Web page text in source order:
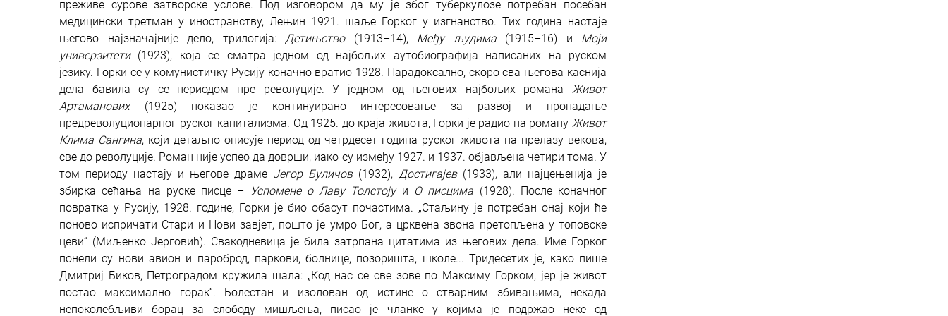
преживе сурове затворске услове. Под изговором да му је због туберкулозе потребан посебан
медицински третман у иностранству, Лењин 1921. шаље Горког у изгнанство. Тих година настаје
његово најзначајније дело, трилогија: Детињство(1913–14), Међу људима(1915–16) и Моји
универзитети(1923), која се сматра једном од најбољих аутобиографија написаних на руском
језику. Горки се у комунистичку Русију коначно вратио 1928. Парадоксално, скоро сва његова каснија
дела бавила су се периодом пре револуције. У једном од његових најбољих романа Живот
Артаманових(1925) показао је континуирано интересовање за развој и пропадање
предреволуционарног руског капитализма. Од 1925. до краја живота, Горки је радио на роману Живот
Клима Сангина, који детаљно описује период од четрдесет година руског живота на прелазу векова,
све до револуције. Роман није успео да доврши, иако су између 1927. и 1937. објављена четири тома. У
том периоду настају и његове драме Јегор Буличов(1932), Достигајев(1933), али најцењенија је
збирка сећања на руске писце –
Успомене о Лаву Толстојуи О писцима (1928). После коначног
повратка у Русију, 1928. године, Горки је био обасут почастима. „Стаљину је потребан онај који ће
поново испричати Стари и Нови завјет, пошто је умро Бог, а црквена звона претопљена у топовске
цеви“ (Миљенко Јерговић). Свакодневица је била затрпана цитатима из његових дела. Име Горког
понели су нови авион и пароброд, паркови, болнице, позоришта, школе... Тридесетих је, како пише
Дмитриј Биков, Петроградом кружила шала: „Код нас се све зове по Максиму Горком, јер је живот
постао максимално горак“. Болестан и изолован од истине о стварним збивањима, некада
непоколебљиви борац за слободу мишљења, писао је чланке у којима је подржао неке од